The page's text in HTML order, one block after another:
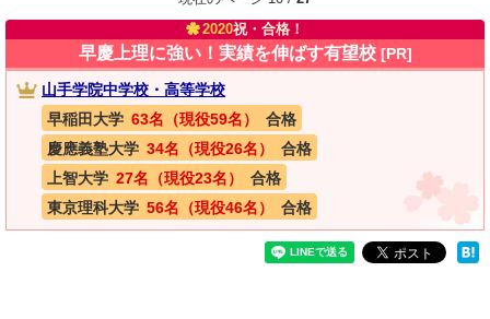
2020祝・合格！
早慶上理に強い！実績を伸ばす有望校 [PR]
山手学院中学校・高等学校
早稲田大学 63名（現役59名）
合格
慶應義塾大学 34名（現役26名）
合格
上智大学 27名（現役23名）
合格
東京理科大学 56名（現役46名） 合格